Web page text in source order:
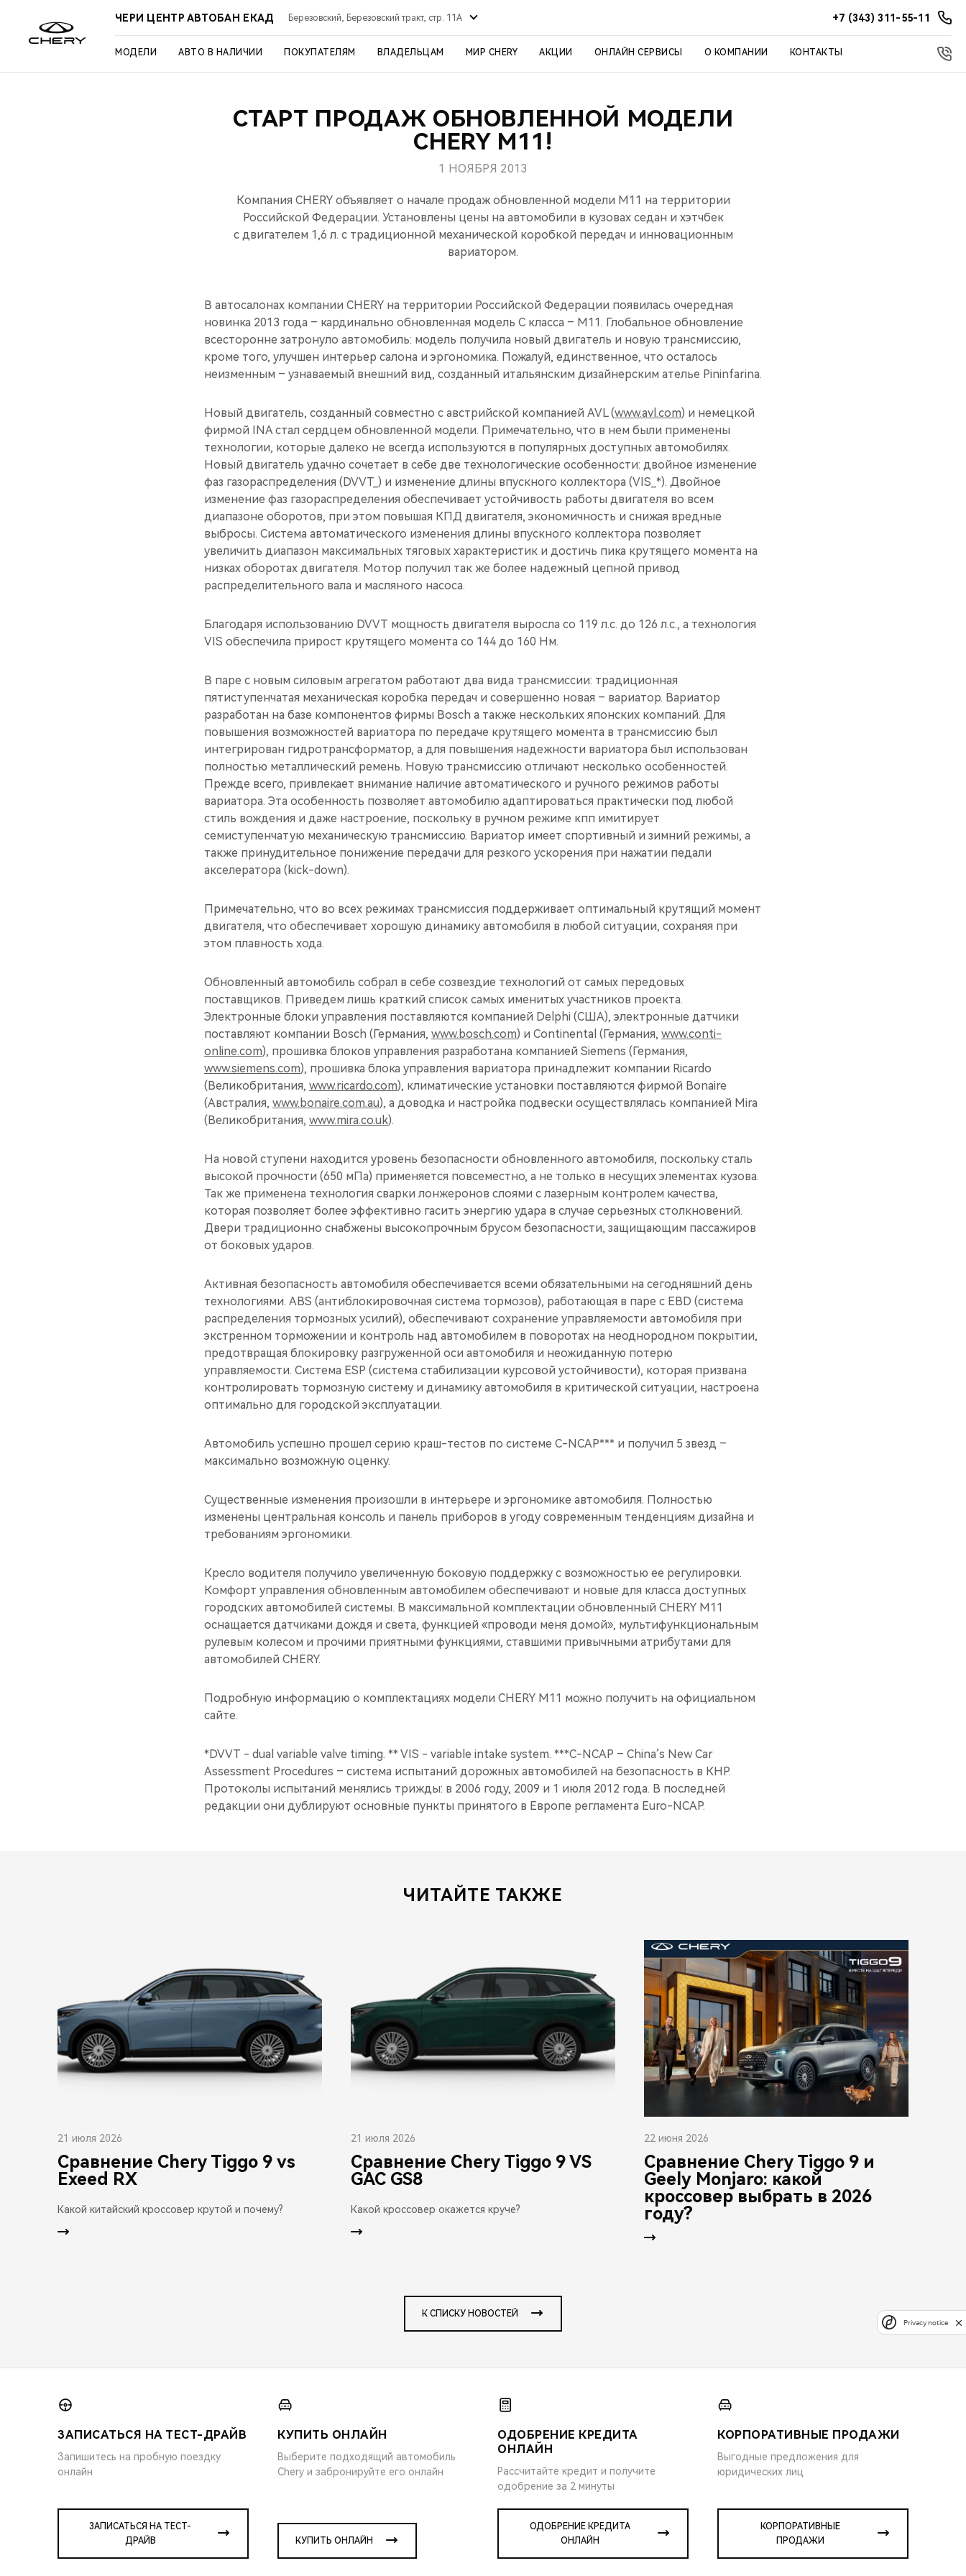
ЧЕРИ ЦЕНТР АВТОБАН ЕКАД Березовский, Березовский тракт, стр. 11А +7 (343) 311-55-11
МОДЕЛИ АВТО В НАЛИЧИИ ПОКУПАТЕЛЯМ ВЛАДЕЛЬЦАМ МИР CHERY АКЦИИ ОНЛАЙН СЕРВИСЫ О КОМПАНИИ КОНТАКТЫ
СТАРТ ПРОДАЖ ОБНОВЛЕННОЙ МОДЕЛИ
CHERY M11!
1 НОЯБРЯ 2013
Компания CHERY объявляет о начале продаж обновленной модели M11 на территории
Российской Федерации. Установлены цены на автомобили в кузовах седан и хэтчбек
с двигателем 1,6 л. с традиционной механической коробкой передач и инновационным
вариатором.
В автосалонах компании CHERY на территории Российской Федерации появилась очередная
новинка 2013 года – кардинально обновленная модель C класса – М11. Глобальное обновление
всесторонне затронуло автомобиль: модель получила новый двигатель и новую трансмиссию,
кроме того, улучшен интерьер салона и эргономика. Пожалуй, единственное, что осталось
неизменным – узнаваемый внешний вид, созданный итальянским дизайнерским ателье Pininfarina.
Новый двигатель, созданный совместно с австрийской компанией AVL (www.avl.com) и немецкой
фирмой INA стал сердцем обновленной модели. Примечательно, что в нем были применены
технологии, которые далеко не всегда используются в популярных доступных автомобилях.
Новый двигатель удачно сочетает в себе две технологические особенности: двойное изменение
фаз газораспределения (DVVT_) и изменение длины впускного коллектора (VIS_*). Двойное
изменение фаз газораспределения обеспечивает устойчивость работы двигателя во всем
диапазоне оборотов, при этом повышая КПД двигателя, экономичность и снижая вредные
выбросы. Система автоматического изменения длины впускного коллектора позволяет
увеличить диапазон максимальных тяговых характеристик и достичь пика крутящего момента на
низках оборотах двигателя. Мотор получил так же более надежный цепной привод
распределительного вала и масляного насоса.
Благодаря использованию DVVT мощность двигателя выросла со 119 л.с. до 126 л.с., а технология
VIS обеспечила прирост крутящего момента со 144 до 160 Нм.
В паре с новым силовым агрегатом работают два вида трансмиссии: традиционная
пятиступенчатая механическая коробка передач и совершенно новая – вариатор. Вариатор
разработан на базе компонентов фирмы Bosch а также нескольких японских компаний. Для
повышения возможностей вариатора по передаче крутящего момента в трансмиссию был
интегрирован гидротрансформатор, а для повышения надежности вариатора был использован
полностью металлический ремень. Новую трансмиссию отличают несколько особенностей.
Прежде всего, привлекает внимание наличие автоматического и ручного режимов работы
вариатора. Эта особенность позволяет автомобилю адаптироваться практически под любой
стиль вождения и даже настроение, поскольку в ручном режиме кпп имитирует
семиступенчатую механическую трансмиссию. Вариатор имеет спортивный и зимний режимы, а
также принудительное понижение передачи для резкого ускорения при нажатии педали
акселератора (kick-down).
Примечательно, что во всех режимах трансмиссия поддерживает оптимальный крутящий момент
двигателя, что обеспечивает хорошую динамику автомобиля в любой ситуации, сохраняя при
этом плавность хода.
Обновленный автомобиль собрал в себе созвездие технологий от самых передовых
поставщиков. Приведем лишь краткий список самых именитых участников проекта.
Электронные блоки управления поставляются компанией Delphi (США), электронные датчики
поставляют компании Bosch (Германия, www.bosch.com) и Continental (Германия, www.conti-
online.com), прошивка блоков управления разработана компанией Siemens (Германия,
www.siemens.com), прошивка блока управления вариатора принадлежит компании Ricardo
(Великобритания, www.ricardo.com), климатические установки поставляются фирмой Bonaire
(Австралия, www.bonaire.com.au), а доводка и настройка подвески осуществлялась компанией Mira
(Великобритания, www.mira.co.uk).
На новой ступени находится уровень безопасности обновленного автомобиля, поскольку сталь
высокой прочности (650 мПа) применяется повсеместно, а не только в несущих элементах кузова.
Так же применена технология сварки лонжеронов слоями с лазерным контролем качества,
которая позволяет более эффективно гасить энергию удара в случае серьезных столкновений.
Двери традиционно снабжены высокопрочным брусом безопасности, защищающим пассажиров
от боковых ударов.
Активная безопасность автомобиля обеспечивается всеми обязательными на сегодняшний день
технологиями. ABS (антиблокировочная система тормозов), работающая в паре с EBD (система
распределения тормозных усилий), обеспечивают сохранение управляемости автомобиля при
экстренном торможении и контроль над автомобилем в поворотах на неоднородном покрытии,
предотвращая блокировку разгруженной оси автомобиля и неожиданную потерю
управляемости. Система ESP (система стабилизации курсовой устойчивости), которая призвана
контролировать тормозную систему и динамику автомобиля в критической ситуации, настроена
оптимально для городской эксплуатации.
Автомобиль успешно прошел серию краш-тестов по системе C-NCAP*** и получил 5 звезд –
максимально возможную оценку.
Существенные изменения произошли в интерьере и эргономике автомобиля. Полностью
изменены центральная консоль и панель приборов в угоду современным тенденциям дизайна и
требованиям эргономики.
Кресло водителя получило увеличенную боковую поддержку с возможностью ее регулировки.
Комфорт управления обновленным автомобилем обеспечивают и новые для класса доступных
городских автомобилей системы. В максимальной комплектации обновленный CHERY M11
оснащается датчиками дождя и света, функцией «проводи меня домой», мультифункциональным
рулевым колесом и прочими приятными функциями, ставшими привычными атрибутами для
автомобилей CHERY.
Подробную информацию о комплектациях модели CHERY M11 можно получить на официальном
сайте.
*DVVT - dual variable valve timing. ** VIS - variable intake system. ***C-NCAP – China’s New Car
Assessment Procedures – система испытаний дорожных автомобилей на безопасность в КНР.
Протоколы испытаний менялись трижды: в 2006 году, 2009 и 1 июля 2012 года. В последней
редакции они дублируют основные пункты принятого в Европе регламента Euro-NCAP.
ЧИТАЙТЕ ТАКЖЕ
21 июля 2026
Сравнение Chery Tiggo 9 vs
Exeed RX
Какой китайский кроссовер крутой и почему?
21 июля 2026
Сравнение Chery Tiggo 9 VS
GAC GS8
Какой кроссовер окажется круче?
22 июня 2026
Сравнение Chery Tiggo 9 и
Geely Monjaro: какой
кроссовер выбрать в 2026
году?
К СПИСКУ НОВОСТЕЙ
ЗАПИСАТЬСЯ НА ТЕСТ-ДРАЙВ
Запишитесь на пробную поездку
онлайн
ЗАПИСАТЬСЯ НА ТЕСТ-
ДРАЙВ
КУПИТЬ ОНЛАЙН
Выберите подходящий автомобиль
Chery и забронируйте его онлайн
КУПИТЬ ОНЛАЙН
ОДОБРЕНИЕ КРЕДИТА
ОНЛАЙН
Рассчитайте кредит и получите
одобрение за 2 минуты
ОДОБРЕНИЕ КРЕДИТА
ОНЛАЙН
КОРПОРАТИВНЫЕ ПРОДАЖИ
Выгодные предложения для
юридических лиц
КОРПОРАТИВНЫЕ
ПРОДАЖИ
Privacy notice